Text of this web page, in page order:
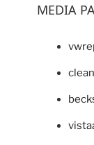
MEDIA